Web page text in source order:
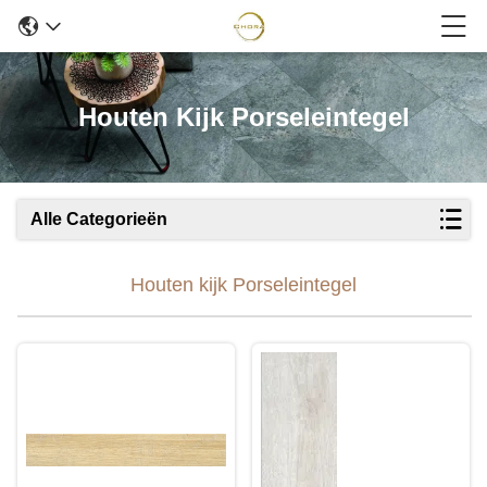
Houten Kijk Porseleintegel
Alle Categorieën
Houten kijk Porseleintegel